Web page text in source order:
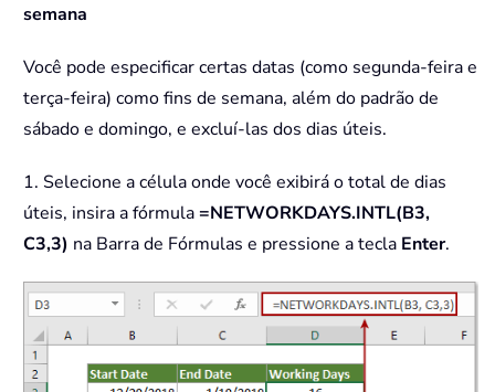
semana
Você pode especificar certas datas (como segunda-feira e
terça-feira) como fins de semana, além do padrão de
sábado e domingo, e excluí-las dos dias úteis.
1. Selecione a célula onde você exibirá o total de dias
úteis, insira a fórmula=NETWORKDAYS.INTL(B3,
C3,3) na Barra de Fórmulas e pressione a tecla Enter.